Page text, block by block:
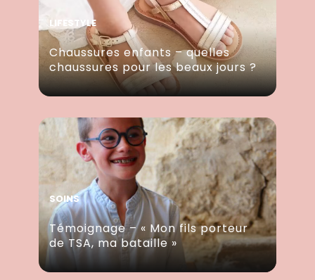
LIFESTYLE
Chaussures enfants – quelles
chaussures pour les beaux jours ?
SOINS
Témoignage – « Mon fils porteur
de TSA, ma bataille »